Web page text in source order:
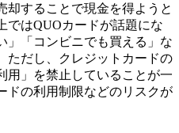
却することで現金を得ようと
ではQUOカードが話題にな
」「コンビニでも買える」な
ただし、クレジットカードの
用」を禁止していることが一
ドの利用制限などのリスクが